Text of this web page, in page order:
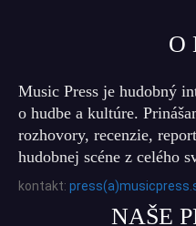
O
Music Press je hudobný
o hudbe a kultúre.
rozhovory, recenzie,
hudobnej scéne z celého
kontakt:
NAŠE